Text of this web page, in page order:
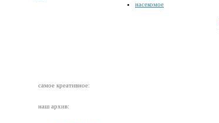
насекомое
самое креативное:
наш архив: